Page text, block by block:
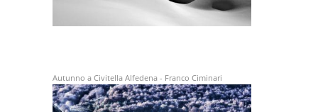
Autunno a Civitella Alfedena - Franco Ciminari